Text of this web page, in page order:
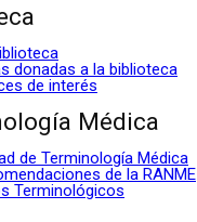
donadas a la biblioteca
de interés
Médica
de Terminología Médica
de la RANME
Terminológicos